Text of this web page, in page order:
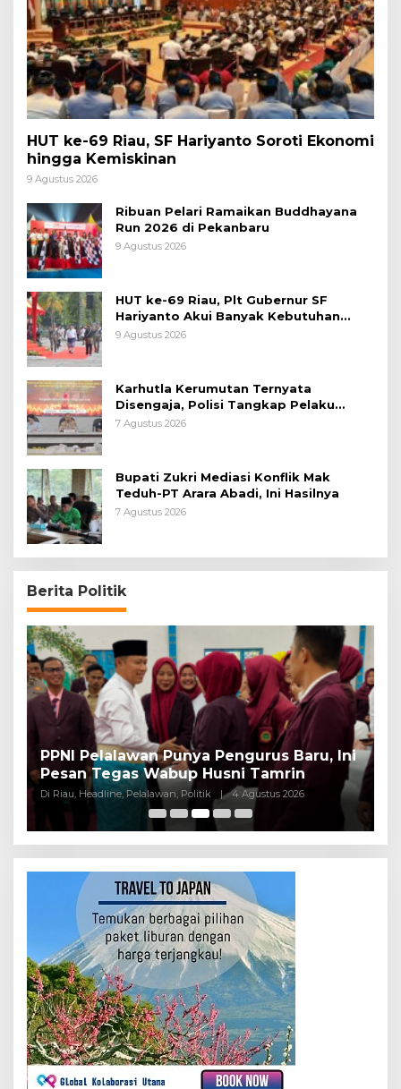
HUT ke-69 Riau, SF Hariyanto Soroti Ekonomi
hingga Kemiskinan
9 Agustus 2026
Ribuan Pelari Ramaikan Buddhayana
Run 2026 di Pekanbaru
9 Agustus 2026
HUT ke-69 Riau, Plt Gubernur SF
Hariyanto Akui Banyak Kebutuhan
Warga Belum Terpenuhi
9 Agustus 2026
Karhutla Kerumutan Ternyata
Disengaja, Polisi Tangkap Pelaku
Pembakar Lahan
7 Agustus 2026
Bupati Zukri Mediasi Konflik Mak
Teduh-PT Arara Abadi, Ini Hasilnya
7 Agustus 2026
Berita Politik
PPNI Pelalawan Punya Pengurus Baru, Ini
Pesan Tegas Wabup Husni Tamrin
Di Riau, Headline, Pelalawan, Politik | 4 Agustus 2026